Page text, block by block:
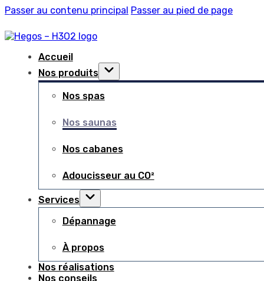
Passer au contenu principal Passer au pied de page
Accueil
Nos produits
Nos spas
Nos saunas
Nos cabanes
Adoucisseur au CO²
Services
Dépannage
À propos
Nos réalisations
Nos conseils